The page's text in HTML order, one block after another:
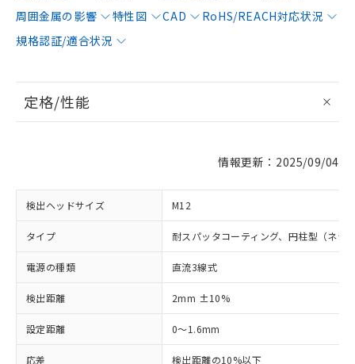
周囲金属の影響
特性図 CAD
RoHS/REACH対応状況
規格認証/適合状況
定格/性能
情報更新：2025/09/04
検出ヘッドサイズ M12
タイプ 耐スパッタコーティング、円柱型（ネジ
電源の種類 直流3線式
検出距離 2mm ±10%
設定距離 0～1.6mm
応差 検出距離の10%以下